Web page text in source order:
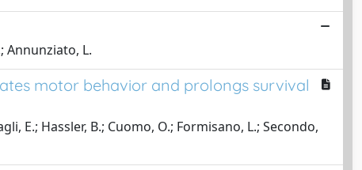
Annunziato, L.
motor behavior and prolongs survival
E.; Hassler, B.; Cuomo, O.; Formisano, L.; Secondo,